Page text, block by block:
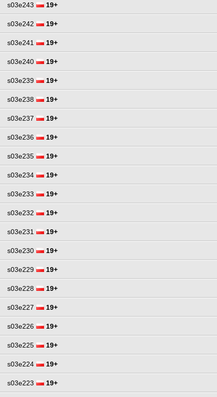
s03e243 19+
s03e242 19+
s03e241 19+
s03e240 19+
s03e239 19+
s03e238 19+
s03e237 19+
s03e236 19+
s03e235 19+
s03e234 19+
s03e233 19+
s03e232 19+
s03e231 19+
s03e230 19+
s03e229 19+
s03e228 19+
s03e227 19+
s03e226 19+
s03e225 19+
s03e224 19+
s03e223 19+